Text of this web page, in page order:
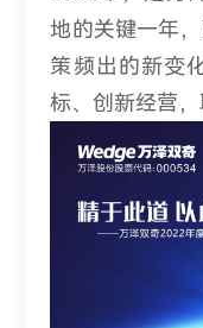
地的关键一年
策频出的新变
标、创新经营，